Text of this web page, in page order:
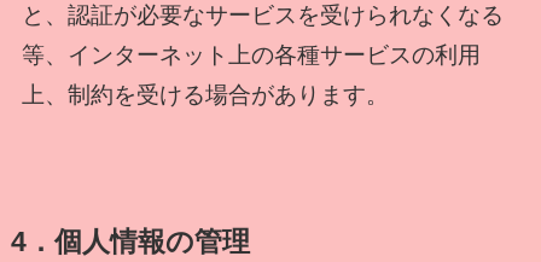
と、認証が必要なサービスを受けられなくなる
等、インターネット上の各種サービスの利用
上、制約を受ける場合があります。
4．個人情報の管理